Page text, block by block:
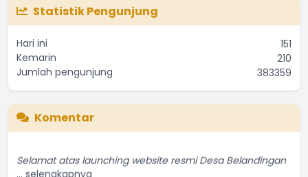
Statistik Pengunjung
Hari ini
151
Kemarin
210
Jumlah pengunjung
383359
Komentar
Selamat atas launching website resmi Desa Belandingan
...selengkapnya